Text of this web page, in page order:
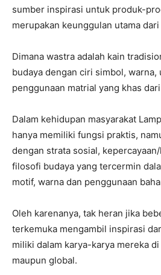
sumber inspirasi untuk produk-
merupakan keunggulan utama
Dimana wastra adalah kain
budaya dengan ciri simbol, warna,
penggunaan matrial yang khas
Dalam kehidupan masyarakat
hanya memiliki fungsi praktis,
dengan strata sosial,
filosofi budaya yang tercermin
motif, warna dan penggunaan
Oleh karenanya, tak heran jika
terkemuka mengambil inspirasi
miliki dalam karya-karya mereka
maupun global.